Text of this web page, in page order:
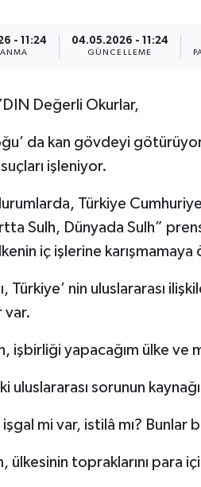
- 11:24 04.05.2026 - 11:24
GÜNCELLEME
Değerli Okurlar,
da kan gövdeyi
suçları işleniyor.
Türkiye
Sulh, Dünyada Sulh”
iç işlerine
Türkiye’ nin uluslararası
var.
işbirliği yapacağım ülke ve
uluslararası sorunun
mi var, istilâ mı? Bunlar
ülkesinin topraklarını para